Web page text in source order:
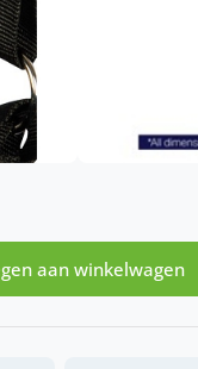
aan winkelwagen